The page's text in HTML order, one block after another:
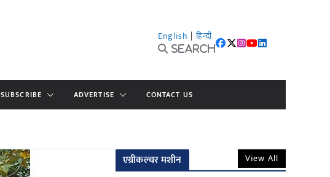
English | हिन्दी
Search
SUBSCRIBE ADVERTISE CONTACT US
एग्रीकल्चर मशीन View All